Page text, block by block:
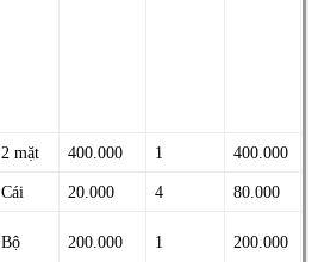
2 mặt 400.000 1 400.000
Cái 20.000 4 80.000
Bộ 200.000 1 200.000